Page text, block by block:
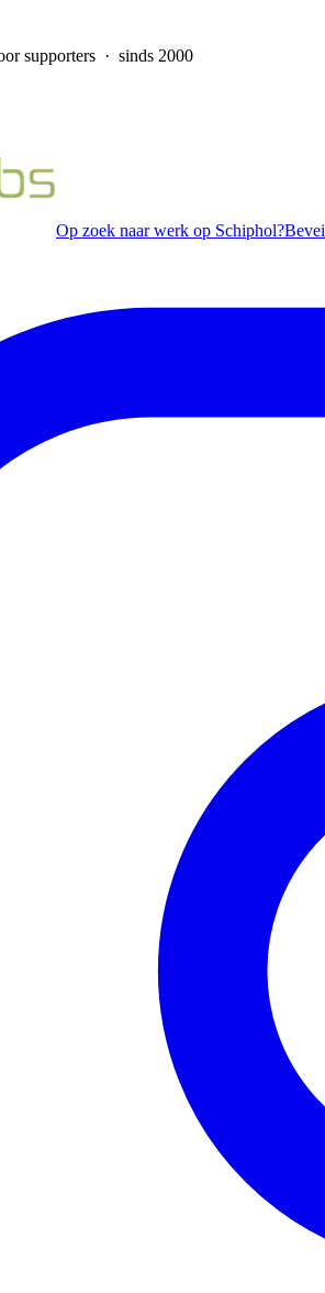
supporters · sinds 2000
Op zoek naar werk op Schiphol?